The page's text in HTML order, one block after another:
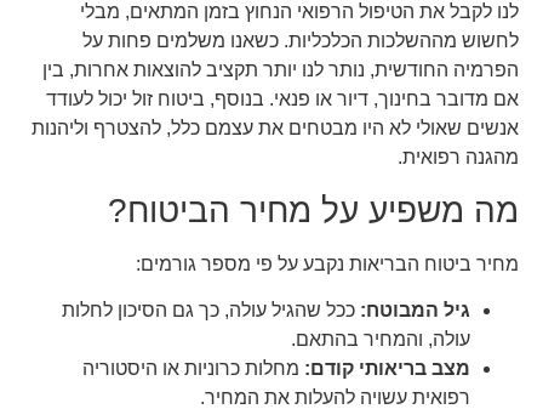
לנו לקבל את הטיפול הרפואי הנחוץ בזמן המתאים, מבלי
לחשוש מההשלכות הכלכליות. כשאנו משלמים פחות על
הפרמיה החודשית, נותר לנו יותר תקציב להוצאות אחרות, בין
אם מדובר בחינוך, דיור או פנאי. בנוסף, ביטוח זול יכול לעודד
אנשים שאולי לא היו מבטחים את עצמם כלל, להצטרף וליהנות
מהגנה רפואית.
מה משפיע על מחיר הביטוח?
מחיר ביטוח הבריאות נקבע על פי מספר גורמים:
גיל המבוטח:ככל שהגיל עולה, כך גם הסיכון לחלות
עולה, והמחיר בהתאם.
מצב בריאותי קודם:מחלות כרוניות או היסטוריה
רפואית עשויה להעלות את המחיר.